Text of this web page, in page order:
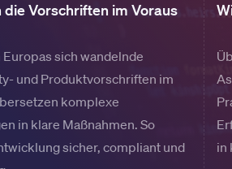
die Vorschriften im Voraus
sich wandelnde
und Produktvorschriften im
komplexe
in klare Maßnahmen. So
sicher, compliant und
in